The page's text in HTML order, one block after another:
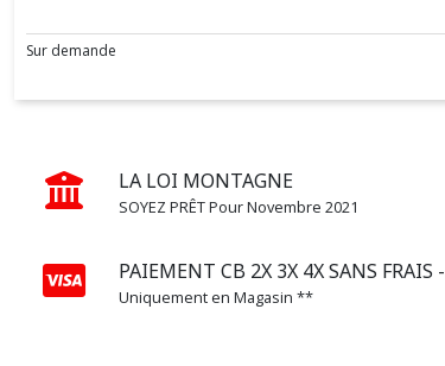
Sur demande
LA LOI MONTAGNE
SOYEZ PRÊT Pour Novembre 2021
PAIEMENT CB 2X 3X 4X SANS FRAIS -
Uniquement en Magasin **